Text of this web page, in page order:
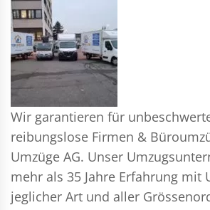
Wir garantieren für
reibungslose Firmen &
Umzüge AG. Unser
mehr als 35 Jahre Erfahrung mit
jeglicher Art und aller